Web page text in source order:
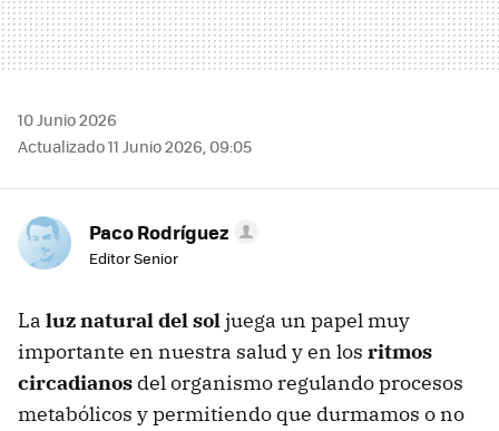
10 Junio 2026
Actualizado 11 Junio 2026, 09:05
Paco Rodríguez
Editor Senior
La luz natural del soljuega un papel muy
importante en nuestra salud y en los ritmos
circadianos del organismo regulando procesos
metabólicos y permitiendo que durmamos o no